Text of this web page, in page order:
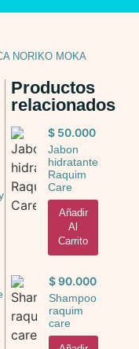
NORIKO MOKA
Productos
relacionados
$ 50.000
Jabon
hidratante
Raquim
Care
Añadir
Al
Carrito
$90.000
Shampoo
raquim
care